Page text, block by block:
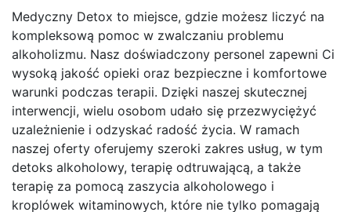
Medyczny Detox to miejsce, gdzie możesz liczyć na
kompleksową pomoc w zwalczaniu problemu
alkoholizmu. Nasz doświadczony personel zapewni Ci
wysoką jakość opieki oraz bezpieczne i komfortowe
warunki podczas terapii. Dzięki naszej skutecznej
interwencji, wielu osobom udało się przezwyciężyć
uzależnienie i odzyskać radość życia. W ramach
naszej oferty oferujemy szeroki zakres usług, w tym
detoks alkoholowy, terapię odtruwającą, a także
terapię za pomocą zaszycia alkoholowego i
kroplówek witaminowych, które nie tylko pomagają